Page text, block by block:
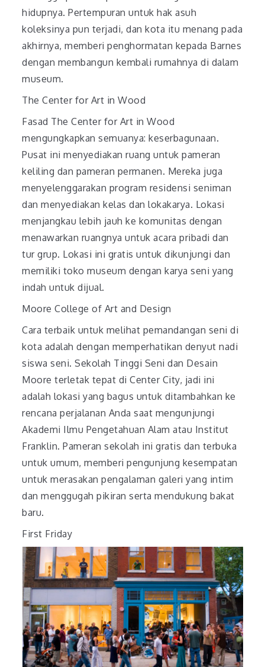
hidupnya. Pertempuran untuk hak asuh
koleksinya pun terjadi, dan kota itu menang pada
akhirnya, memberi penghormatan kepada Barnes
dengan membangun kembali rumahnya di dalam
museum.
The Center for Art in Wood
Fasad The Center for Art in Wood
mengungkapkan semuanya: keserbagunaan.
Pusat ini menyediakan ruang untuk pameran
keliling dan pameran permanen. Mereka juga
menyelenggarakan program residensi seniman
dan menyediakan kelas dan lokakarya. Lokasi
menjangkau lebih jauh ke komunitas dengan
menawarkan ruangnya untuk acara pribadi dan
tur grup. Lokasi ini gratis untuk dikunjungi dan
memiliki toko museum dengan karya seni yang
indah untuk dijual.
Moore College of Art and Design
Cara terbaik untuk melihat pemandangan seni di
kota adalah dengan memperhatikan denyut nadi
siswa seni. Sekolah Tinggi Seni dan Desain
Moore terletak tepat di Center City, jadi ini
adalah lokasi yang bagus untuk ditambahkan ke
rencana perjalanan Anda saat mengunjungi
Akademi Ilmu Pengetahuan Alam atau Institut
Franklin. Pameran sekolah ini gratis dan terbuka
untuk umum, memberi pengunjung kesempatan
untuk merasakan pengalaman galeri yang intim
dan menggugah pikiran serta mendukung bakat
baru.
First Friday